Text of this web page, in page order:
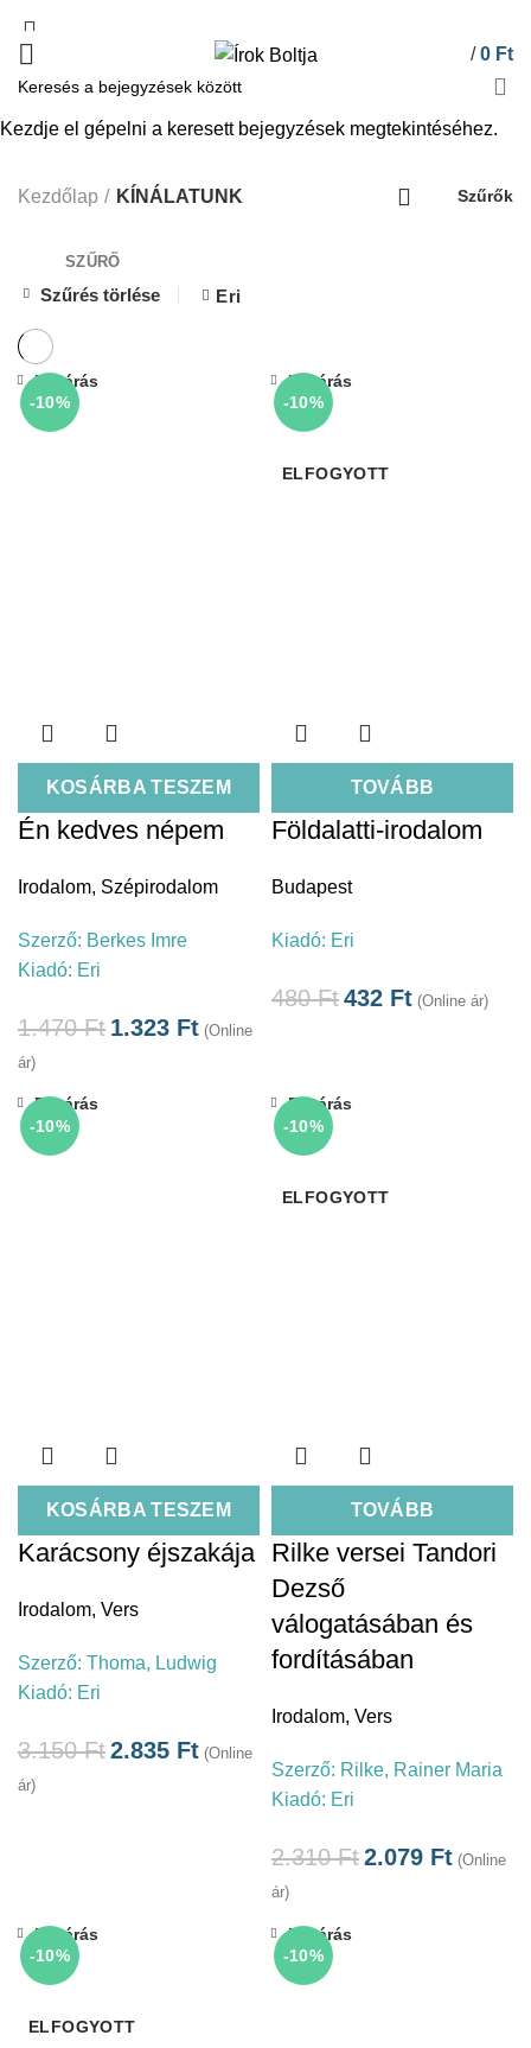
/ 0 Ft
KÍNÁLATUNK
Kezdőlap KÍNÁLATUNK Szűrők
SZŰRŐ
Szűrés törlése Eri
-10%
KOSÁRBA TESZEM
Bezárás
Én kedves népem
Irodalom, Szépirodalom
Szerző: Berkes Imre
Kiadó: Eri
1.470Ft 1.323 Ft (Online
ár)
-10%
ELFOGYOTT
TOVÁBB
Bezárás
Földalatti-irodalom
Budapest
Kiadó: Eri
480Ft432 Ft (Online ár)
-10%
KOSÁRBA TESZEM
Bezárás
Karácsony éjszakája
Irodalom, Vers
Szerző: Thoma, Ludwig
Kiadó: Eri
3.150Ft2.835 Ft (Online
ár)
-10%
ELFOGYOTT
TOVÁBB
Bezárás
Rilke versei Tandori
Dezső
válogatásában és
fordításában
Irodalom, Vers
Szerző: Rilke, Rainer Maria
Kiadó: Eri
2.310Ft2.079 Ft (Online
ár)
-10%
ELFOGYOTT
Bezárás
-10%
Bezárás
Kezdje el gépelni a keresett bejegyzések megtekintéséhez.